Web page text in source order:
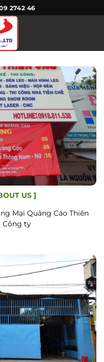
2742 46
US ]
Mại Quảng Cáo Thiên
Công ty